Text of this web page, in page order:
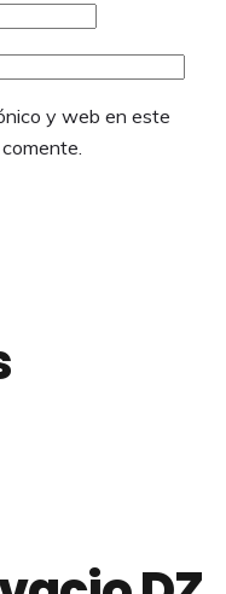
y web en este